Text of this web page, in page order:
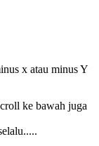
x atau minus Y
ke bawah juga